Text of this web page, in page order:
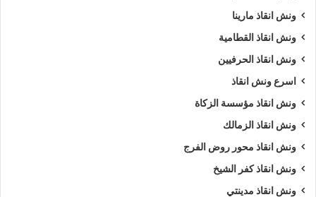
ونش انقاذ مارينا
ونش انقاذ القطامية
ونش انقاذ الحرفيين
اسرع ونش انقاذ
ونش انقاذ مؤسسة الزكاة
ونش انقاذ الزمالك
ونش انقاذ محور روض الفرج
ونش انقاذ كفر الشيخ
ونش انقاذ مدينتي